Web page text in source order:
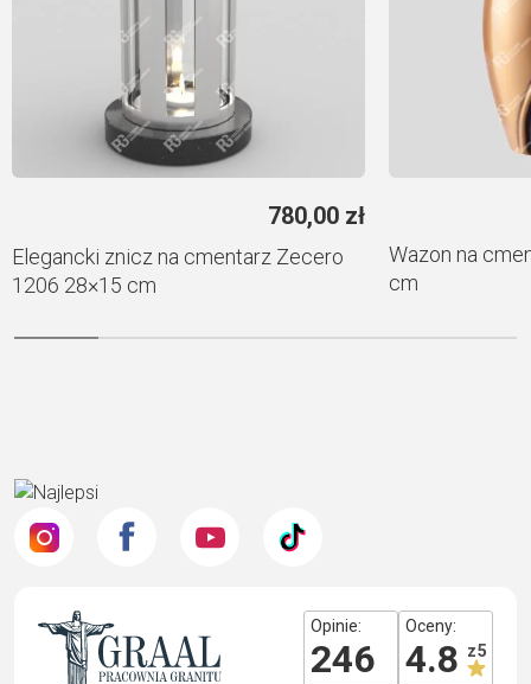
780,00 zł
Elegancki znicz na cmentarz Zecero
1206 28×15 cm
Wazon na
cm
Opinie:
246
Oceny:
4.8 z 5